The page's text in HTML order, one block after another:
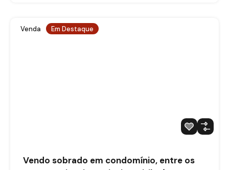
Venda Em Destaque
Vendo sobrado em condomínio, entre os